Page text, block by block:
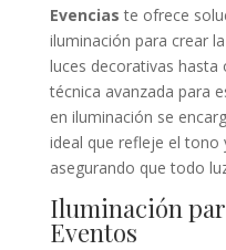
Evencias te ofrece
iluminación para crear
luces decorativas hasta
técnica avanzada para
en iluminación se
ideal que refleje el
asegurando que todo
Iluminación
Eventos